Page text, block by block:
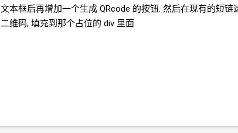
文本框后再增加一个生成 QRcode 的按钮. 然后在现有的短链
二维码, 填充到那个占位的 div 里面.